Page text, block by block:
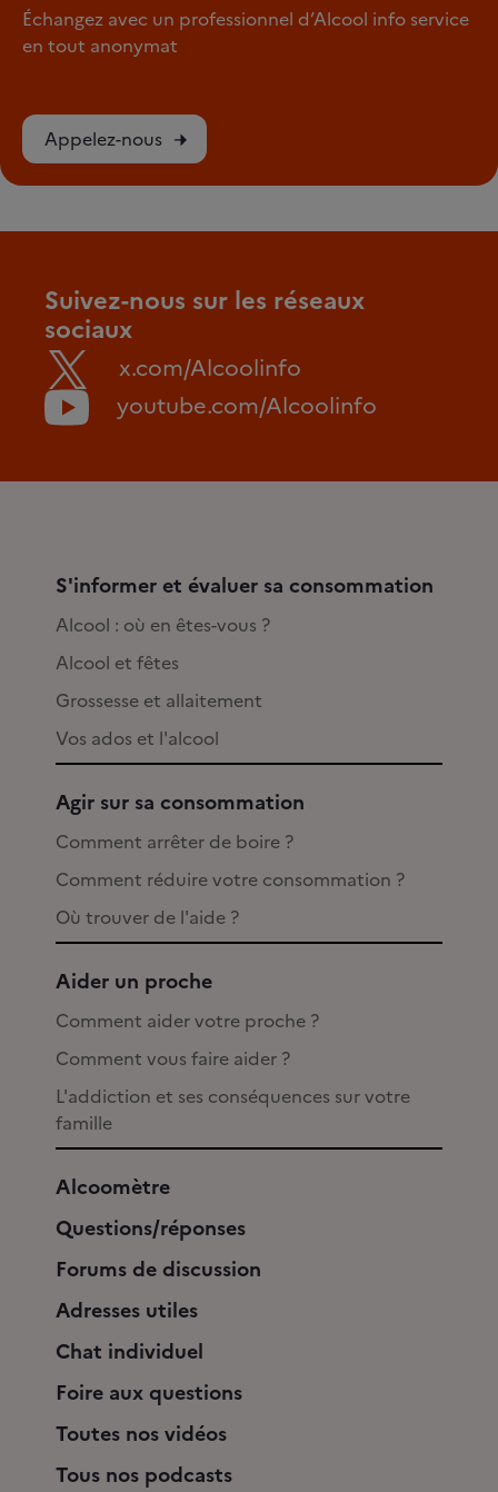
Échangez avec un professionnel d’Alcool info service
en tout anonymat
Appelez-nous
Suivez-nous sur les réseaux
sociaux
x.com/Alcoolinfo
youtube.com/Alcoolinfo
S'informer et évaluer sa consommation
Alcool : où en êtes-vous ?
Alcool et fêtes
Grossesse et allaitement
Vos ados et l'alcool
Agir sur sa consommation
Comment arrêter de boire ?
Comment réduire votre consommation ?
Où trouver de l'aide ?
Aider un proche
Comment aider votre proche ?
Comment vous faire aider ?
L'addiction et ses conséquences sur votre
famille
Alcoomètre
Questions/réponses
Forums de discussion
Adresses utiles
Chat individuel
Foire aux questions
Toutes nos vidéos
Tous nos podcasts